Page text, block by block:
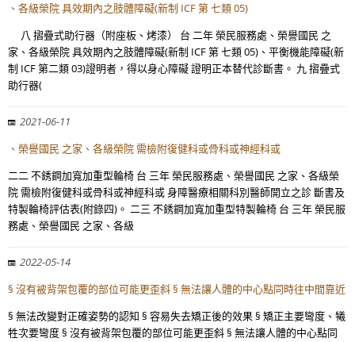
、各級榮院 具效期內之肢體障礙(新制 ICF 第 七類 05)
八 摺疊式助行器（附座板、烤漆） 台 二年 榮民服務處、榮譽國民 之
家、各級榮院 具效期內之肢體障礙(新制 ICF 第 七類 05)、平衡機能障礙(新
制 ICF 第二類 03)證明者，得以身心障礙 證明正本替代診斷書。 九 摺疊式
助行器(
2021-06-11
、榮譽國民 之家、各級榮院 需檢附復健科或骨科或神經科或
二二 不銹鋼加寬加重型輪椅 台 三年 榮民服務處、榮譽國民 之家、各級榮
院 需檢附復健科或骨科或神經科或 身障醫療相關科別醫師開立之診 斷書及
特製輪椅評估表(附錄四)。 二三 不銹鋼加寬加重型特製輪椅 台 三年 榮民服
務處、榮譽國民 之家、各級
2022-05-14
§ 沒有被背架包覆的部位可能更歪斜 § 無法讓人體的中心點同時往中間靠近
§ 無法改變對正確姿勢的認知 § 容易失去矯正後的效果 § 矯正主要彎度、犧
牲次要彎度 § 沒有被背架包覆的部位可能更歪斜 § 無法讓人體的中心點同